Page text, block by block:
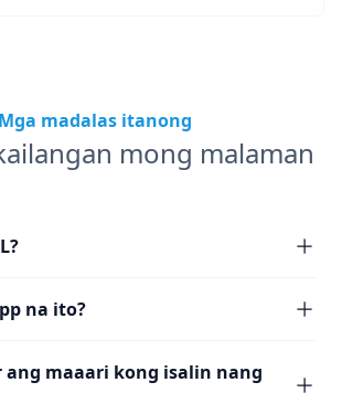
Mga madalas itanong
mong malaman
na ito?
maaari kong isalin nang